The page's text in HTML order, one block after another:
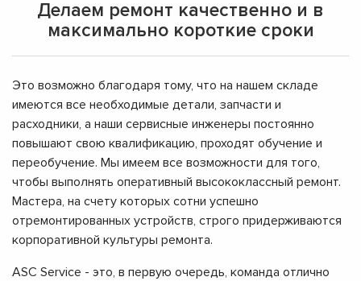
Делаем ремонт качественно и в
максимально короткие сроки
Это возможно благодаря тому, что на нашем складе
имеются все необходимые детали, запчасти и
расходники, а наши сервисные инженеры постоянно
повышают свою квалификацию, проходят обучение и
переобучение. Мы имеем все возможности для того,
чтобы выполнять оперативный высококлассный ремонт.
Мастера, на счету которых сотни успешно
отремонтированных устройств, строго придерживаются
корпоративной культуры ремонта.
ASC Service - это, в первую очередь, команда отлично